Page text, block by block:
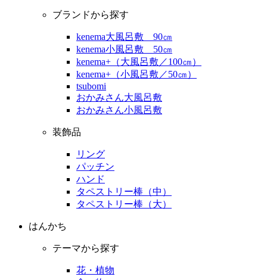
ブランドから探す
kenema大風呂敷 90㎝
kenema小風呂敷 50㎝
kenema+（大風呂敷／100㎝）
kenema+（小風呂敷／50㎝）
tsubomi
おかみさん大風呂敷
おかみさん小風呂敷
装飾品
リング
パッチン
ハンド
タペストリー棒（中）
タペストリー棒（大）
はんかち
テーマから探す
花・植物